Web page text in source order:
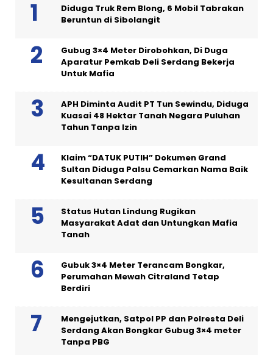
Diduga Truk Rem Blong, 6 Mobil Tabrakan
Beruntun di Sibolangit
Gubug 3×4 Meter Dirobohkan, Di Duga
Aparatur Pemkab Deli Serdang Bekerja
Untuk Mafia
APH Diminta Audit PT Tun Sewindu, Diduga
Kuasai 48 Hektar Tanah Negara Puluhan
Tahun Tanpa Izin
Klaim “DATUK PUTIH” Dokumen Grand
Sultan Diduga Palsu Cemarkan Nama Baik
Kesultanan Serdang
Status Hutan Lindung Rugikan
Masyarakat Adat dan Untungkan Mafia
Tanah
Gubuk 3×4 Meter Terancam Bongkar,
Perumahan Mewah Citraland Tetap
Berdiri
Mengejutkan, Satpol PP dan Polresta Deli
Serdang Akan Bongkar Gubug 3×4 meter
Tanpa PBG